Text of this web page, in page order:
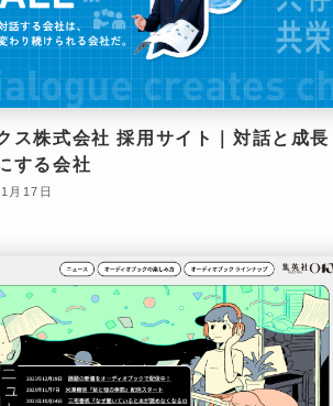
ス株式会社 採用サイト｜対話と成長
する会社
月17日